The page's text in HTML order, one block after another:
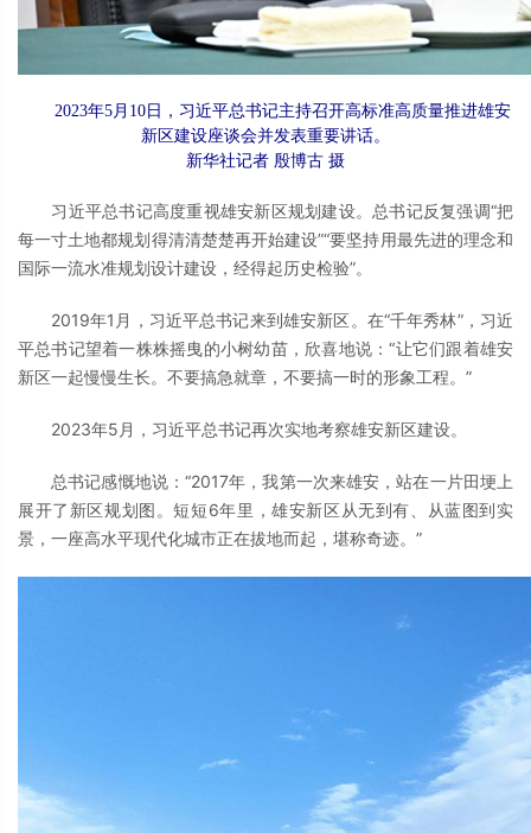
2023年5月10日，习近平总书记主持召开高标准高质量推进雄安
新区建设座谈会并发表重要讲话。
新华社记者 殷博古 摄
习近平总书记高度重视雄安新区规划建设。总书记反复强调“把
每一寸土地都规划得清清楚楚再开始建设”“要坚持用最先进的理念和
国际一流水准规划设计建设，经得起历史检验”。
2019年1月，习近平总书记来到雄安新区。在“千年秀林”，习近
平总书记望着一株株摇曳的小树幼苗，欣喜地说：“让它们跟着雄安
新区一起慢慢生长。不要搞急就章，不要搞一时的形象工程。”
2023年5月，习近平总书记再次实地考察雄安新区建设。
总书记感慨地说：“2017年，我第一次来雄安，站在一片田埂上
展开了新区规划图。短短6年里，雄安新区从无到有、从蓝图到实
景，一座高水平现代化城市正在拔地而起，堪称奇迹。”